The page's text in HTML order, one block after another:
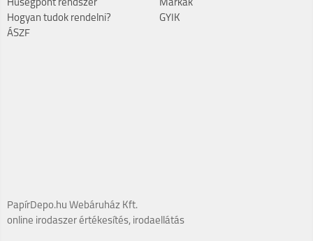
Hűségpont rendszer
Hogyan tudok rendelni?
ÁSZF
Márkák
GYIK
PapírDepo.hu Webáruház Kft.
online irodaszer értékesítés, irodaellátás